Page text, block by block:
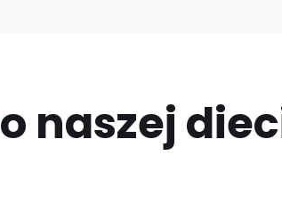
o naszej